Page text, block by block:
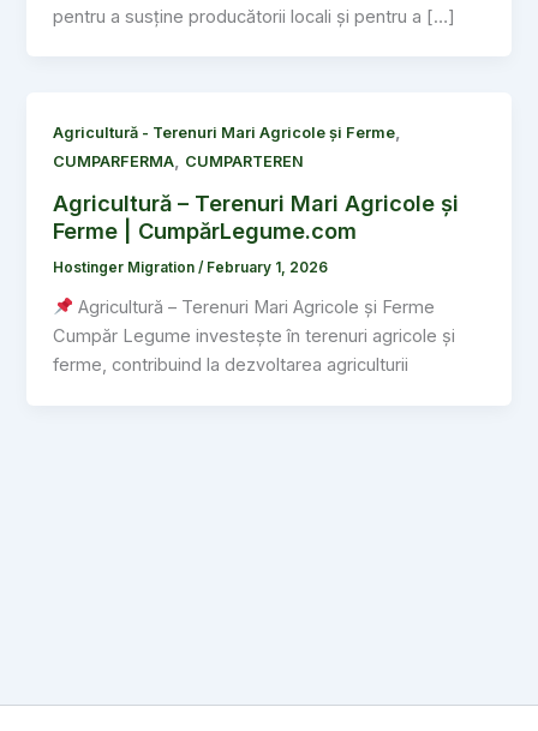
pentru a susține producătorii locali și pentru a […]
Agricultură - Terenuri Mari Agricole și Ferme,
CUMPARFERMA, CUMPARTEREN
Agricultură – Terenuri Mari Agricole și
Ferme | CumpărLegume.com
Hostinger Migration/ February 1, 2026
Agricultură – Terenuri Mari Agricole și Ferme
Cumpăr Legume investește în terenuri agricole și
ferme, contribuind la dezvoltarea agriculturii